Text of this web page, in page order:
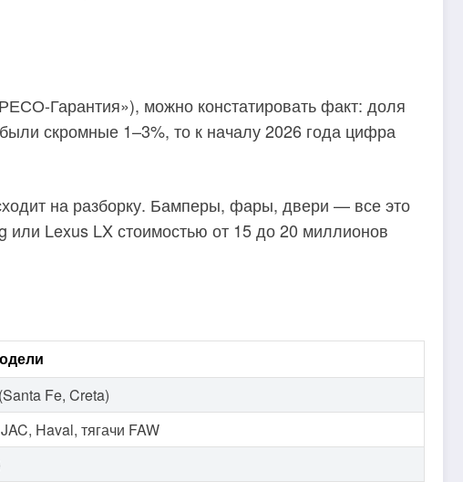
Гарантия»), можно констатировать факт: доля
скромные 1–3%, то к началу 2026 года цифра
на разборку. Бамперы, фары, двери — все это
или Lexus LX стоимостью от 15 до 20 миллионов
Fe, Creta)
Haval, тягачи FAW